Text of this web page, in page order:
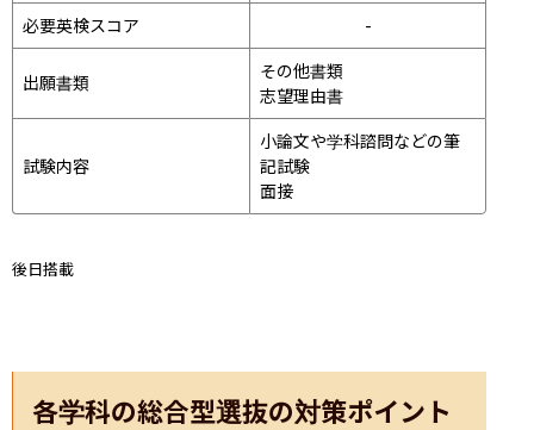
必要英検スコア
-
出願書類
その他書類
志望理由書
試験内容
小論文や学科諮問などの筆
記試験
面接
後日搭載
各学科の総合型選抜の対策ポイント